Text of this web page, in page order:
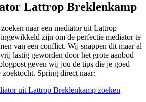
Lattrop Breklenkamp
naar een mediator uit Lattrop
zijn om de perfectie mediator te
van een conflict. Wij snappen dit maar al
lastig geworden door het grote aanbod
geven wij jou de tips die je goed
Spring direct naar:
uit Lattrop Breklenkamp zoeken